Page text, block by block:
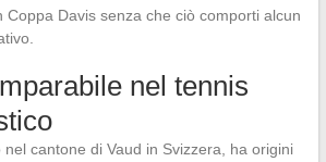
Coppa Davis senza che ciò comporti alcun
nel tennis
nel cantone di Vaud in Svizzera, ha origini